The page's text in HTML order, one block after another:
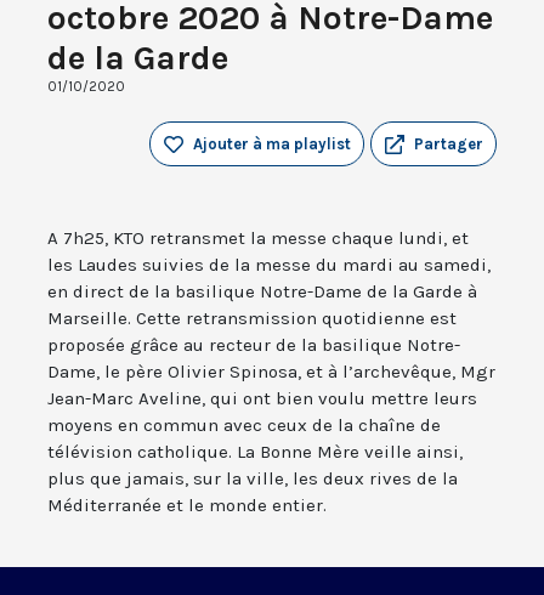
octobre 2020 à Notre-Dame
de la Garde
01/10/2020
Partager
Ajouter à ma playlist
A 7h25, KTO retransmet la messe chaque lundi, et
les Laudes suivies de la messe du mardi au samedi,
en direct de la basilique Notre-Dame de la Garde à
Marseille. Cette retransmission quotidienne est
proposée grâce au recteur de la basilique Notre-
Dame, le père Olivier Spinosa, et à l’archevêque, Mgr
Jean-Marc Aveline, qui ont bien voulu mettre leurs
moyens en commun avec ceux de la chaîne de
télévision catholique. La Bonne Mère veille ainsi,
plus que jamais, sur la ville, les deux rives de la
Méditerranée et le monde entier.